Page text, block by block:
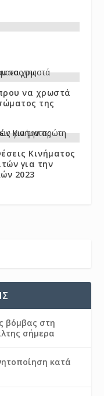
να χρωστά
της
Κινήματος
για την
2023
βόμβας στη
σήμερα
κατά